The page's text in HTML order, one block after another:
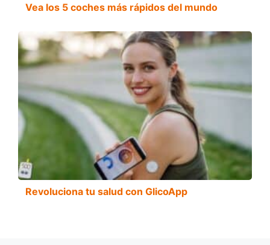
Vea los 5 coches más rápidos del mundo
Revoluciona tu salud con GlicoApp